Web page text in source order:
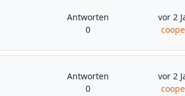
Antworten
0
vor 2
Antworten
0
vor 2